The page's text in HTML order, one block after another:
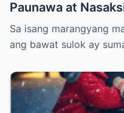
Paunawa at
Niyang Buhos ng
Kanyang Ina at
Sa isang marangyang
ang bawat sulok ay